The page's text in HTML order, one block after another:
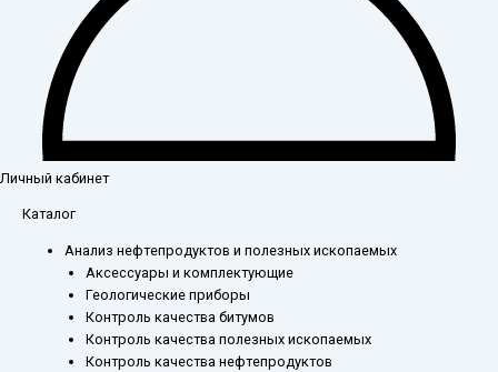
Личный кабинет
Каталог
Анализ нефтепродуктов и полезных ископаемых
Аксессуары и комплектующие
Геологические приборы
Контроль качества битумов
Контроль качества полезных ископаемых
Контроль качества нефтепродуктов